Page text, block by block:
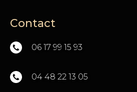
Contact
06 17 99 15 93
04 48 22 13 05